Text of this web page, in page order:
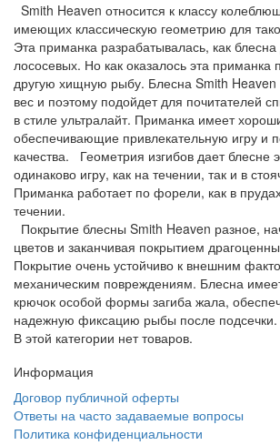
Smith Heaven относится к классу
имеющих классическую геометрию для
Эта приманка разрабатывалась, как
лососевых. Но как оказалось эта приманка
другую хищную рыбу. Блесна Smith
вес и поэтому подойдет для почитателей
в стиле ультралайт. Приманка имеет
обеспечивающие привлекательную игру и
качества. Геометрия изгибов дает блесне
одинаково игру, как на течении, так и в
Приманка работает по форели, как в
течении.
Покрытие блесны Smith Heaven разное,
цветов и заканчивая покрытием
Покрытие очень устойчиво к внешним
механическим повреждениям. Блесна
крючок особой формы загиба жала,
надежную фиксацию рыбы после подсечки.
В этой категории нет товаров.
Информация
Договор публичной оферты
Ответы на часто задаваемые вопросы
Политика конфиденциальности